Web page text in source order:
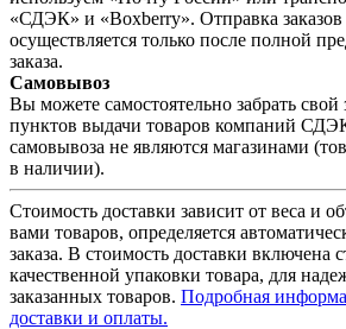
«СДЭК» и «Boxberry». Отправка
осуществляется только после полной
заказа.
Самовывоз
Вы можете самостоятельно забрать свой
пунктов выдачи товаров компаний
самовывоза не являются магазинами
в наличии).
Стоимость доставки зависит от веса и
вами товаров, определяется
заказа. В стоимость доставки включена
качественной упаковки товара, для
заказанных товаров. Подробная
доставки и оплаты.